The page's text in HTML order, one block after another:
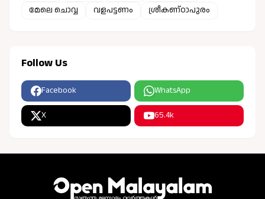
മേലെ ചൊവ്വ
വളപട്ടണം ശ്രീകണ്ഠാപുരം
Follow Us
Facebook WhatsApp
X 65.4k